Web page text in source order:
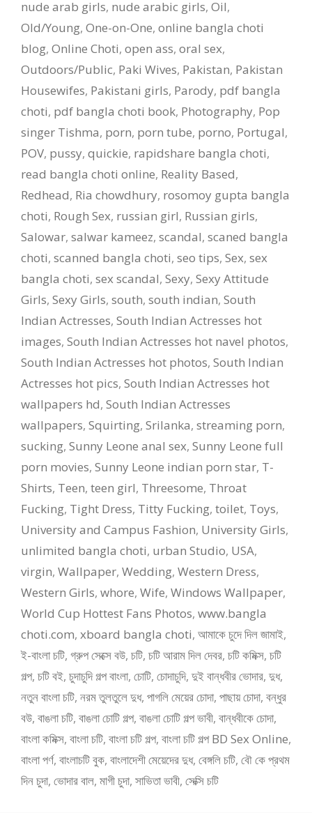
nude arab girls, nude arabic girls, Oil,
Old/Young, One-on-One, online bangla choti
blog, Online Choti, open ass, oral sex,
Outdoors/Public, Paki Wives, Pakistan, Pakistan
Housewifes, Pakistani girls, Parody, pdf bangla
choti, pdf bangla choti book, Photography, Pop
singer Tishma, porn, porn tube, porno, Portugal,
POV, pussy, quickie, rapidshare bangla choti,
read bangla choti online, Reality Based,
Redhead, Ria chowdhury, rosomoy gupta bangla
choti, Rough Sex, russian girl, Russian girls,
Salowar, salwar kameez, scandal, scaned bangla
choti, scanned bangla choti, seo tips, Sex, sex
bangla choti, sex scandal, Sexy, Sexy Attitude
Girls, Sexy Girls, south, south indian, South
Indian Actresses, South Indian Actresses hot
images, South Indian Actresses hot navel photos,
South Indian Actresses hot photos, South Indian
Actresses hot pics, South Indian Actresses hot
wallpapers hd, South Indian Actresses
wallpapers, Squirting, Srilanka, streaming porn,
sucking, Sunny Leone anal sex, Sunny Leone full
porn movies, Sunny Leone indian porn star, T-
Shirts, Teen, teen girl, Threesome, Throat
Fucking, Tight Dress, Titty Fucking, toilet, Toys,
University and Campus Fashion, University Girls,
unlimited bangla choti, urban Studio, USA,
virgin, Wallpaper, Wedding, Western Dress,
Western Girls, whore, Wife, Windows Wallpaper,
World Cup Hottest Fans Photos, www.bangla
choti.com, xboard bangla choti, আমাকে চুদে দিল জামাই,
ই-বাংলা চটি, গ্রুপ সেক্সে বউ, চটি, চটি আরাম দিল দেবর, চটি কমিক্স, চটি
গল্প, চটি বই, চুদাচুদি গল্প বাংলা, চোটি, চোদাচুদি, দুই বান্ধবীর ভোদার, দুধ,
নতুন বাংলা চটি, নরম তুলতুলে দুধ, পাগলি মেয়ের চোদা, পাছায় চোদা, বন্ধুর
বউ, বাঙলা চটি, বাঙলা চোটি গল্প, বাঙলা চোটি গল্প ভাবী, বান্ধবীকে চোদা,
বাংলা কমিক্স, বাংলা চটি, বাংলা চটি গল্প, বাংলা চটি গল্প BD Sex Online,
বাংলা পর্ণ, বাংলাচটি বুক, বাংলাদেশী মেয়েদের দুধ, বেঙ্গলি চটি, বৌ কে প্রথম
দিন চুদা, ভোদার বাল, মাগী চুদা, সাভিতা ভাবী, সেক্সি চটি